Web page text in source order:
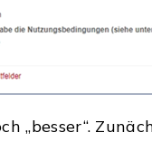
„besser“.